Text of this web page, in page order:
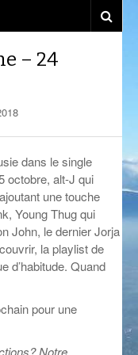
– 24
dans le single
octobre, alt-J qui
une touche
Young Thug qui
John, le dernier Jorja
la playlist de
d’habitude. Quand
pour une
Notre